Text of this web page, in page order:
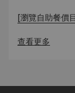
[瀏覽自助餐價
免費登記
查看更多